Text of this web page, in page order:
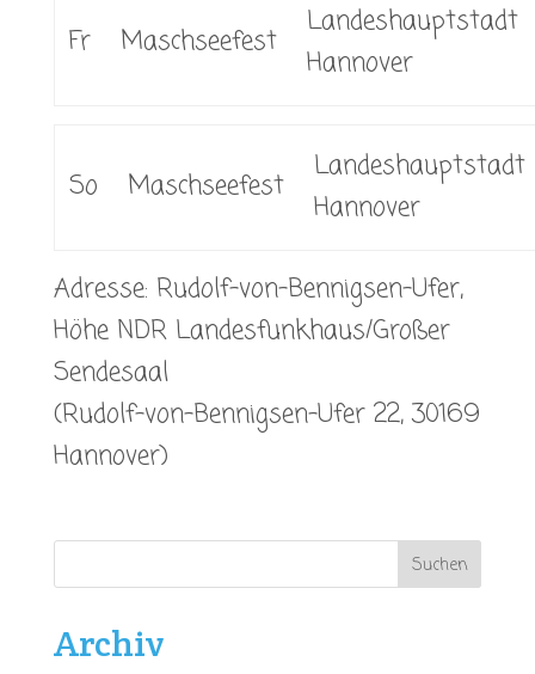
Fr Maschseefest
Landeshauptstadt
Hannover
So Maschseefest
Landeshauptstadt
Hannover
Adresse: Rudolf-von-Bennigsen-Ufer,
Höhe NDR Landesfunkhaus/Großer
Sendesaal
(Rudolf-von-Bennigsen-Ufer 22, 30169
Hannover)
Archiv